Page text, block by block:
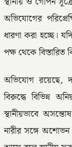
অভিযোগের
ধারণা করা হচ্ছে।
পক্ষ থেকে বিস্তারিত
অভিযোগ রয়েছে,
বিরুদ্ধে বিভিন্ন
স্থানীয়ভাবে
নারীর সঙ্গে